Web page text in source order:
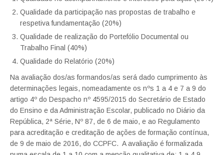
Qualidade da participação nas propostas de trabalho e
respetiva fundamentação (20%)
Qualidade de realização do Portefólio Documental ou
Trabalho Final (40%)
Qualidade do Relatório (20%)
Na avaliação dos/as formandos/as será dado cumprimento às
determinações legais, nomeadamente os nºs 1 a 4 e 7 a 9 do
artigo 4º do Despacho nº 4595/2015 do Secretário de Estado
do Ensino e da Administração Escolar, publicado no Diário da
República, 2ª Série, Nº 87, de 6 de maio, e ao Regulamento
para acreditação e creditação de ações de formação contínua,
de 9 de maio de 2016, do CCPFC. A avaliação é formalizada